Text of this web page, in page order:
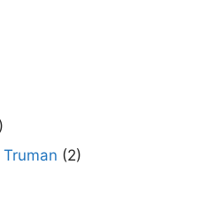
Truman (2)